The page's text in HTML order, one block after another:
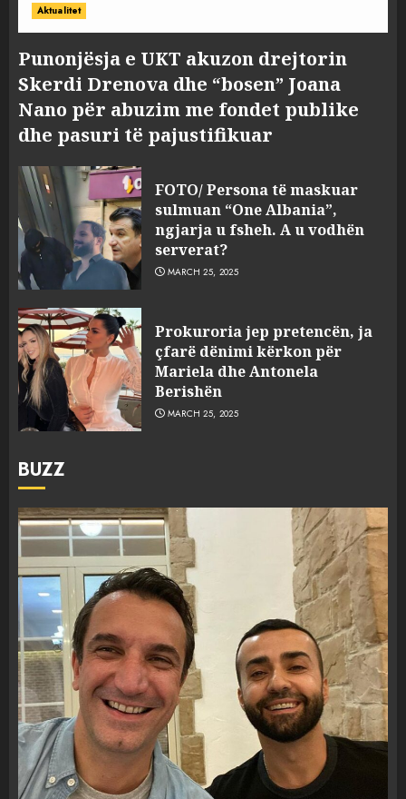
Aktualitet
Punonjësja e UKT akuzon drejtorin
Skerdi Drenova dhe “bosen” Joana
Nano për abuzim me fondet publike
dhe pasuri të pajustifikuar
FOTO/ Persona të maskuar
sulmuan “One Albania”,
ngjarja u fsheh. A u vodhën
serverat?
MARCH 25, 2025
Prokuroria jep pretencën, ja
çfarë dënimi kërkon për
Mariela dhe Antonela
Berishën
MARCH 25, 2025
BUZZ